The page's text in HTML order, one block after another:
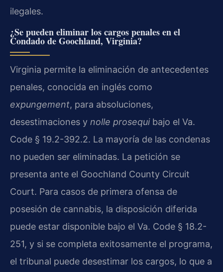
ilegales.
¿Se pueden eliminar los cargos penales en el
Condado de Goochland, Virginia?
Virginia permite la eliminación de antecedentes
penales, conocida en inglés como
expungement, para absoluciones,
desestimaciones y nolle prosequibajo el Va.
Code § 19.2-392.2. La mayoría de las condenas
no pueden ser eliminadas. La petición se
presenta ante el Goochland County Circuit
Court. Para casos de primera ofensa de
posesión de cannabis, la disposición diferida
puede estar disponible bajo el Va. Code § 18.2-
251, y si se completa exitosamente el programa,
el tribunal puede desestimar los cargos, lo que a